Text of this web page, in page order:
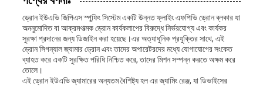
ড্রোন ইউএভি জিপিএস স্পুফিং সিস্টেম একটি উন্নত ফ্লাইং এফপিভি ড্রোন ব্লকার যা
অননুমোদিত বা আক্রমণাত্মক ড্রোন কার্যকলাপের বিরুদ্ধে নির্ভরযোগ্য এবং কার্যকর
সুরক্ষা প্রদানের জন্য ডিজাইন করা হয়েছে।এর অত্যাধুনিক প্রযুক্তির সাথে, এই
ড্রোন সিগন্যাল জ্যামার ড্রোন এবং তাদের অপারেটরদের মধ্যে যোগাযোগের সংকেত
ব্যাহত করে একটি সুরক্ষিত পরিধি নিশ্চিত করে, তাদের মিশন সম্পন্ন করতে অক্ষম করে
তোলে।
এই ড্রোন ইউএভি জ্যামারের অন্যতম বৈশিষ্ট্য হল এর জ্যামিং রেঞ্জ, যা ডিভাইসের